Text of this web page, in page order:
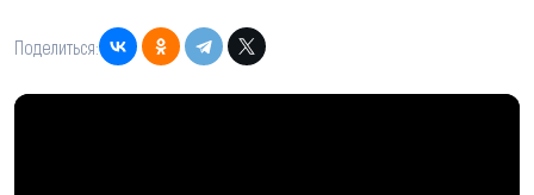
Поделиться: